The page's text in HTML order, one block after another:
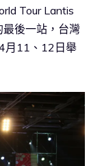
Tour Lantis
後一站，台灣
月11、12日舉